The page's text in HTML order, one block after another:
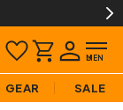
GEAR SALE